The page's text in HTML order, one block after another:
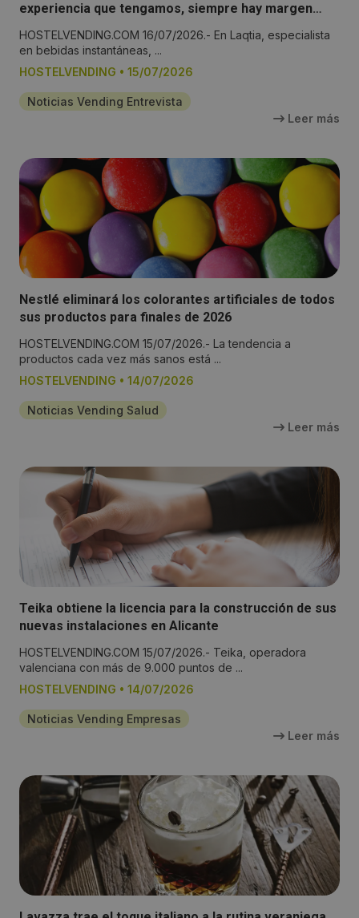
experiencia que tengamos, siempre hay margen
HOSTELVENDING.COM 16/07/2026.- En Laqtia, especialista
en bebidas instantáneas, ...
HOSTELVENDING • 15/07/2026
Noticias Vending Entrevista
Leer más
Nestlé eliminará los colorantes artificiales de todos
sus productos para finales de 2026
HOSTELVENDING.COM 15/07/2026.- La tendencia a
productos cada vez más sanos está ...
HOSTELVENDING • 14/07/2026
Noticias Vending Salud
Leer más
Teika obtiene la licencia para la construcción de sus
nuevas instalaciones en Alicante
HOSTELVENDING.COM 15/07/2026.- Teika, operadora
valenciana con más de 9.000 puntos de ...
HOSTELVENDING • 14/07/2026
Noticias Vending Empresas
Leer más